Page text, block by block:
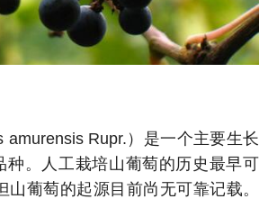
amurensis Rupr.）是一个主要生长
种。人工栽培山葡萄的历史最早可
山葡萄的起源目前尚无可靠记载。